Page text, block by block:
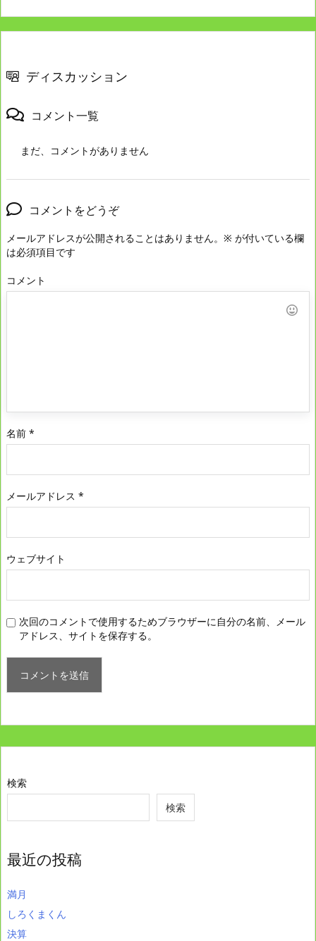
ディスカッション
コメント一覧
まだ、コメントがありません
コメントをどうぞ
メールアドレスが公開されることはありません。 ※ が付いている欄
は必須項目です
コメント
名前 *
メールアドレス *
ウェブサイト
次回のコメントで使用するためブラウザーに自分の名前、メール
アドレス、サイトを保存する。
検索
検索
最近の投稿
満月
しろくまくん
決算